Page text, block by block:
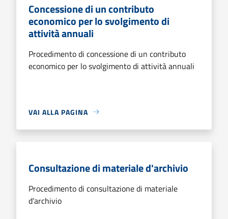
Concessione di un contributo
economico per lo svolgimento di
attività annuali
Procedimento di concessione di un contributo
economico per lo svolgimento di attività annuali
VAI ALLA PAGINA
Consultazione di materiale d'archivio
Procedimento di consultazione di materiale
d'archivio